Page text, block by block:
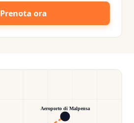
Prenota ora
Aeroporto di Malpensa